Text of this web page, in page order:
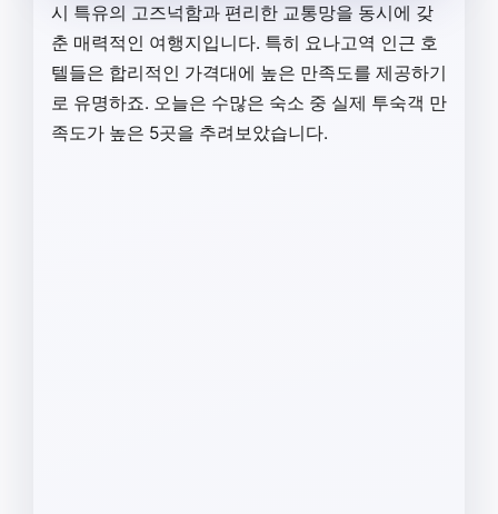
시 특유의 고즈넉함과 편리한 교통망을 동시에 갖
춘 매력적인 여행지입니다. 특히 요나고역 인근 호
텔들은 합리적인 가격대에 높은 만족도를 제공하기
로 유명하죠. 오늘은 수많은 숙소 중 실제 투숙객 만
족도가 높은 5곳을 추려보았습니다.